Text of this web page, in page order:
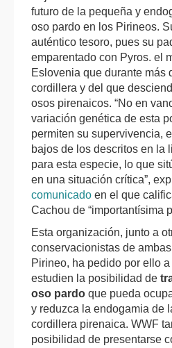
futuro de la pequeña y
oso pardo en los Pirineos.
auténtico tesoro, pues su
emparentado con Pyros. el
Eslovenia que durante más
cordillera y del que
osos pirenaicos. “No en
variación genética de esta
permiten su supervivencia,
bajos de los descritos en la
para esta especie, lo que
en una situación crítica”,
comunicado en el que
Cachou de “importantísima
Esta organización, junto a
conservacionistas de
Pirineo, ha pedido por ello
estudien la posibilidad de
oso pardo que pueda
y reduzca la endogamia de
cordillera pirenaica. WWF
posibilidad de presentarse